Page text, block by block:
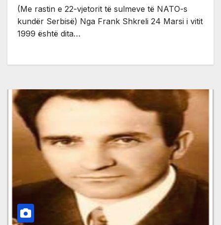
(Me rastin e 22-vjetorit të sulmeve të NATO-s
kundër Serbisë) Nga Frank Shkreli 24 Marsi i vitit
1999 është dita…